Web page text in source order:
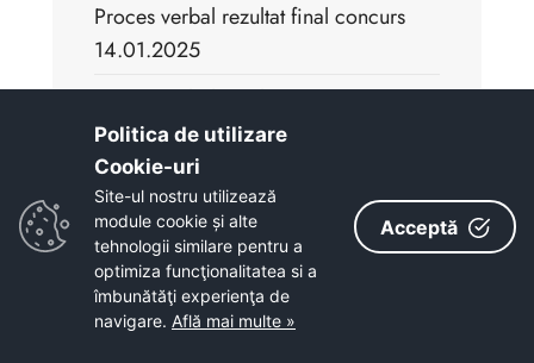
Proces verbal rezultat final concurs
14.01.2025
Proces verbal rezultat interviu concurs
14.01.2025
Barem de corectare varianta 1,
concurs 14.01.2025
Proces verbal rezultat proba scrisa
concurs 14.01.2025
Politica de utilizare
Cookie-uri‎
Site-ul nostru utilizează
module cookie și alte
tehnologii similare pentru a
optimiza funcţionalitatea si a
îmbunătăţi experienţa de
navigare. Află mai multe »
Acceptă